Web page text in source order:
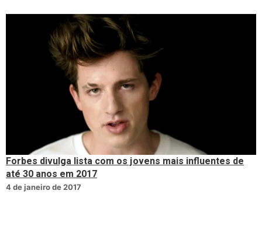
Forbes divulga lista com os jovens mais influentes de
até 30 anos em 2017
4 de janeiro de 2017